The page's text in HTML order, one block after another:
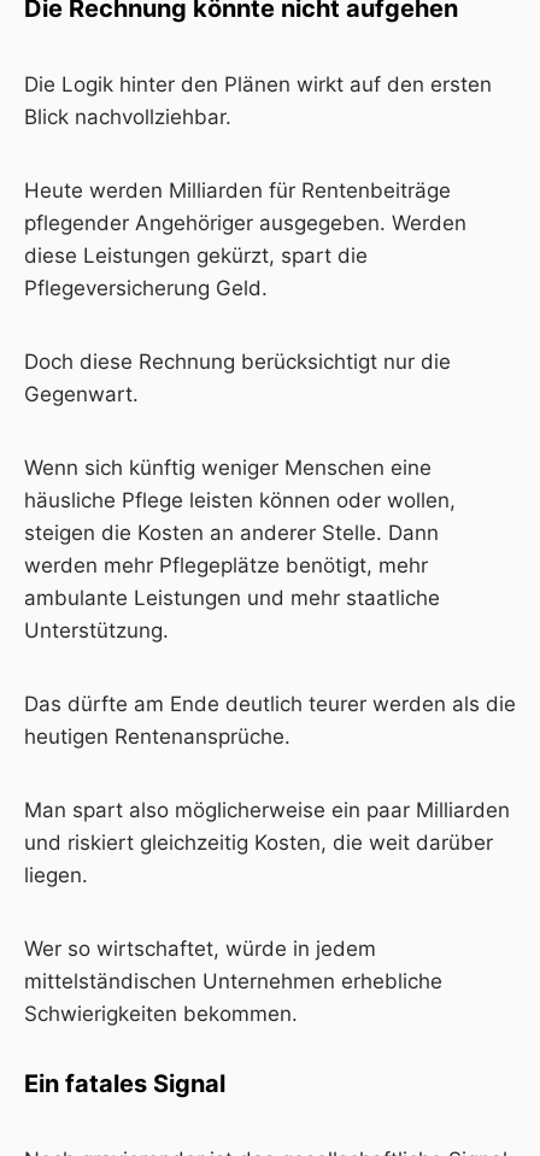
Die Rechnung könnte nicht aufgehen
Die Logik hinter den Plänen wirkt auf den ersten
Blick nachvollziehbar.
Heute werden Milliarden für Rentenbeiträge
pflegender Angehöriger ausgegeben. Werden
diese Leistungen gekürzt, spart die
Pflegeversicherung Geld.
Doch diese Rechnung berücksichtigt nur die
Gegenwart.
Wenn sich künftig weniger Menschen eine
häusliche Pflege leisten können oder wollen,
steigen die Kosten an anderer Stelle. Dann
werden mehr Pflegeplätze benötigt, mehr
ambulante Leistungen und mehr staatliche
Unterstützung.
Das dürfte am Ende deutlich teurer werden als die
heutigen Rentenansprüche.
Man spart also möglicherweise ein paar Milliarden
und riskiert gleichzeitig Kosten, die weit darüber
liegen.
Wer so wirtschaftet, würde in jedem
mittelständischen Unternehmen erhebliche
Schwierigkeiten bekommen.
Ein fatales Signal